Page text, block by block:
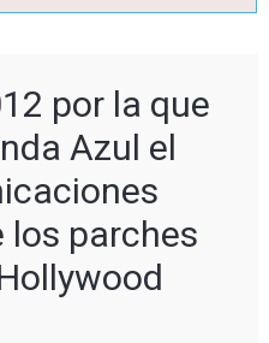
por la que
Azul el
los parches